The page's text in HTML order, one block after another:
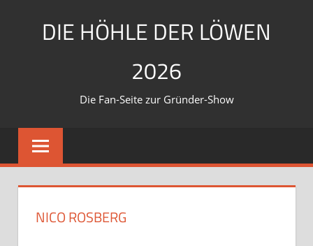
DIE HÖHLE DER LÖWEN
2026
Die Fan-Seite zur Gründer-Show
NICO ROSBERG